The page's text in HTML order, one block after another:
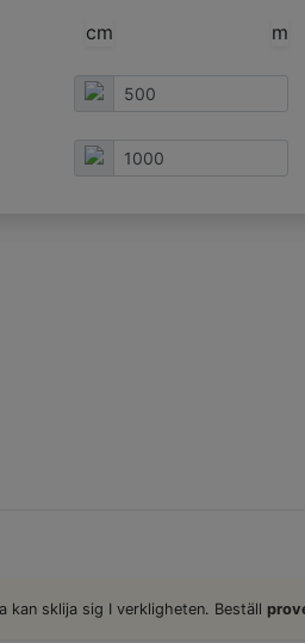
cm m
kan sklija sig I verkligheten. Beställ